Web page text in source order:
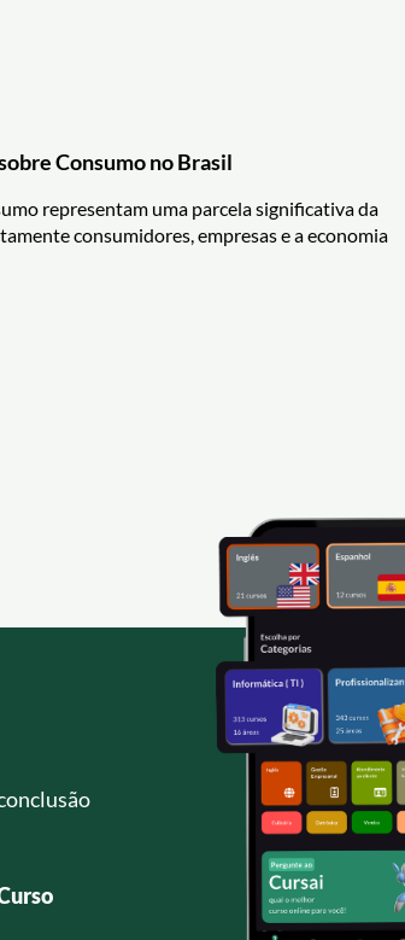
Consumo no Brasil
representam uma parcela significativa da
consumidores, empresas e a economia
impostos funcionam é essencial para todos,
e o estudante de Direito Tributário. Este